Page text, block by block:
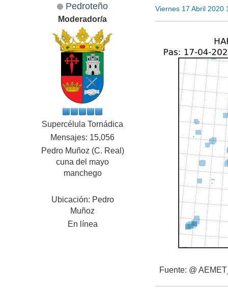
Pedroteño
Moderador/a
Supercélula Tornádica
Mensajes: 15,056
Pedro Muñoz (C. Real)
cuna del mayo
manchego
Ubicación: Pedro
Muñoz
En línea
Viernes 17 Abril 2020
Fuente: @